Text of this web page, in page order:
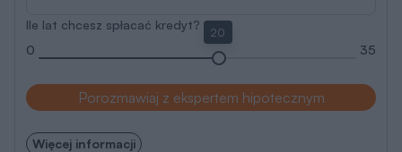
Ile lat chcesz spłacać kredyt?
0
20
35
Porozmawiaj z ekspertem hipotecznym
Więcej informacji